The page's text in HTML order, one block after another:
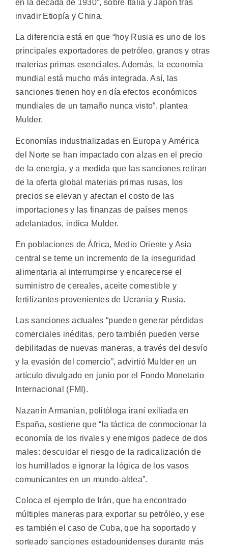
en la década de 1930”, sobre Italia y Japón tras
invadir Etiopía y China.
La diferencia está en que “hoy Rusia es uno de los
principales exportadores de petróleo, granos y otras
materias primas esenciales. Además, la economía
mundial está mucho más integrada. Así, las
sanciones tienen hoy en día efectos económicos
mundiales de un tamaño nunca visto”, plantea
Mulder.
Economías industrializadas en Europa y América
del Norte se han impactado con alzas en el precio
de la energía, y a medida que las sanciones retiran
de la oferta global materias primas rusas, los
precios se elevan y afectan el costo de las
importaciones y las finanzas de países menos
adelantados, indica Mulder.
En poblaciones de África, Medio Oriente y Asia
central se teme un incremento de la inseguridad
alimentaria al interrumpirse y encarecerse el
suministro de cereales, aceite comestible y
fertilizantes provenientes de Ucrania y Rusia.
Las sanciones actuales “pueden generar pérdidas
comerciales inéditas, pero también pueden verse
debilitadas de nuevas maneras, a través del desvío
y la evasión del comercio”, advirtió Mulder en un
artículo divulgado en junio por el Fondo Monetario
Internacional (FMI).
Nazanín Armanian, politóloga iraní exiliada en
España, sostiene que “la táctica de conmocionar la
economía de los rivales y enemigos padece de dos
males: descuidar el riesgo de la radicalización de
los humillados e ignorar la lógica de los vasos
comunicantes en un mundo-aldea”.
Coloca el ejemplo de Irán, que ha encontrado
múltiples maneras para exportar su petróleo, y ese
es también el caso de Cuba, que ha soportado y
sorteado sanciones estadounidenses durante más